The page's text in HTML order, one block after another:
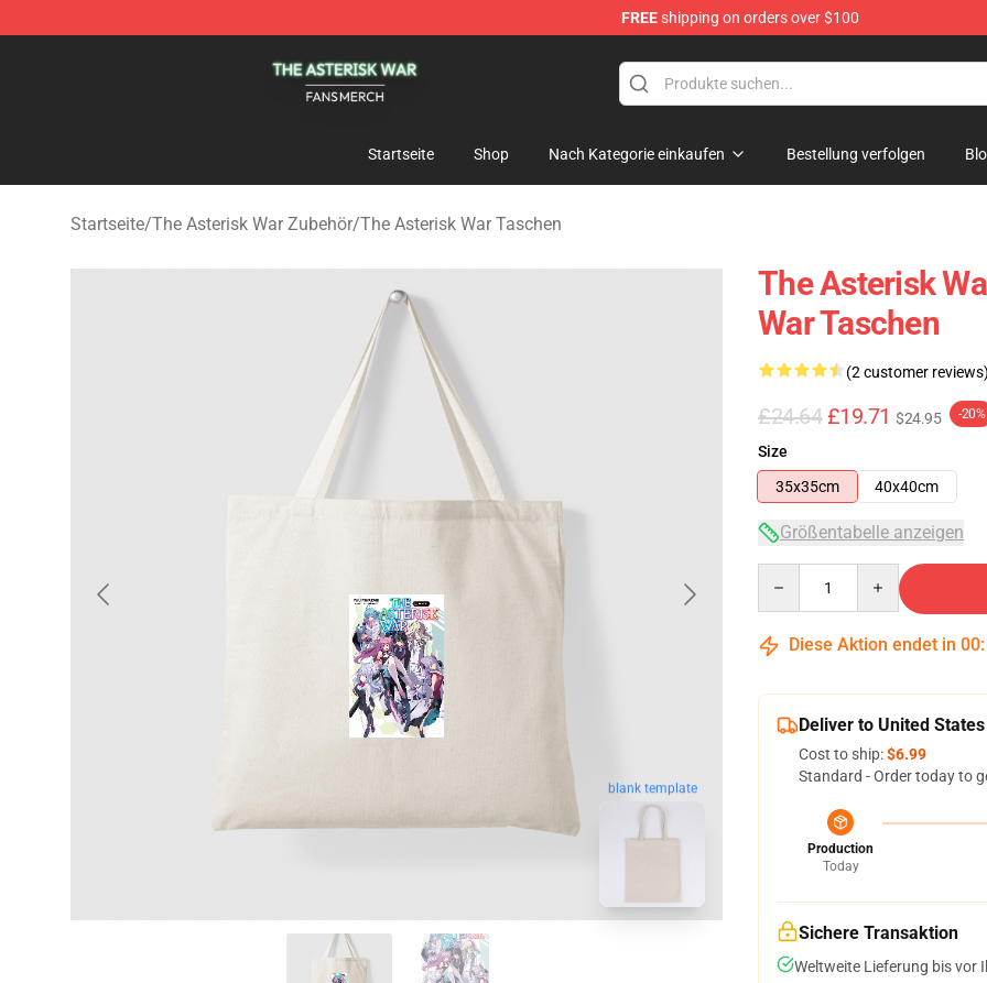
FREEshipping on orders over $100
Startseite Shop Nach Kategorie einkaufen Bestellung verfolgen
Startseite/The Asterisk War Zubehör/The Asterisk War Taschen
blank template
The Asterisk
War Taschen
(2 customer reviews)
£24.64 £19.71 $24.95 -20%
Size
35x35cm
40x40cm
Größentabelle anzeigen
Diese Aktion endet in 00:
Deliver to United States
Cost to ship:$6.99
Standard - Order today to
Production
Today
Sichere Transaktion
Weltweite Lieferung bis vor